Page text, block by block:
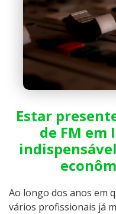
Estar
de FM
Ao longo dos anos em
vários profissionais já